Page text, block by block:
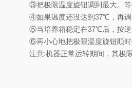
③把极限温度旋钮调到最大。
④如果温度还没达到 37℃ ，再
⑤当培养箱稳定在37℃后，按
⑥再小心地把极限温度旋钮顺
注意:机器正常运转期间，其极